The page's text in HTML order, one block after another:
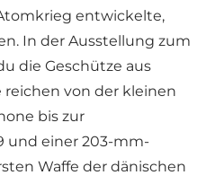
entwickelte,
In der Ausstellung zum
die Geschütze aus
reichen von der kleinen
bis zur
und einer 203-mm-
Waffe der dänischen